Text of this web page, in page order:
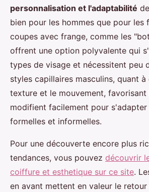
personnalisation et l'adaptabilité
bien pour les hommes que pour les
coupes avec frange, comme les
offrent une option polyvalente qui
types de visage et nécessitent peu
styles capillaires masculins, quant
texture et le mouvement,
modifient facilement pour
formelles et informelles.
Pour une découverte encore plus
tendances, vous pouvez découvrir
coiffure et esthetique sur ce site.
en avant mettent en valeur le